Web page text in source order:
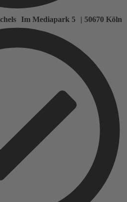
Im Mediapark 5 | 50670 Köln